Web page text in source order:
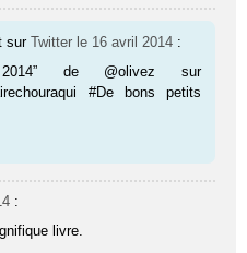
surTwitter le 16 avril 2014 :
de @olivez sur
#De bons petits
:
livre.